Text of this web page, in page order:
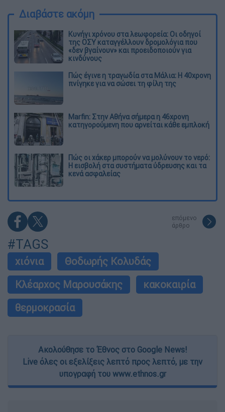
Διαβάστε ακόμη
Κυνήγι χρόνου στα λεωφορεία: Οι οδηγοί
της ΟΣΥ καταγγέλλουν δρομολόγια που
«δεν βγαίνουν» και προειδοποιούν για
κινδύνους
Πώς έγινε η τραγωδία στα Μάλια: Η 40χρονη
πνίγηκε για να σώσει τη φίλη της
Marfin: Στην Αθήνα σήμερα η 46χρονη
κατηγορούμενη που αρνείται κάθε εμπλοκή
Πώς οι χάκερ μπορούν να μολύνουν το νερό:
Η εισβολή στα συστήματα ύδρευσης και τα
κενά ασφαλείας
επόμενο
άρθρο
#TAGS
χιόνια
Θοδωρής Κολυδάς
Κλέαρχος Μαρουσάκης
κακοκαιρία
θερμοκρασία
Ακολούθησε το Έθνος στο Google News!
Live όλες οι εξελίξεις λεπτό προς λεπτό, με την
υπογραφή του www.ethnos.gr